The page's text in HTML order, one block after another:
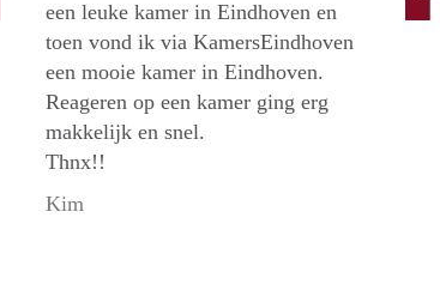
een leuke kamer in Eindhoven en
toen vond ik via KamersEindhoven
een mooie kamer in Eindhoven.
Reageren op een kamer ging erg
makkelijk en snel.
Thnx!!
Kim